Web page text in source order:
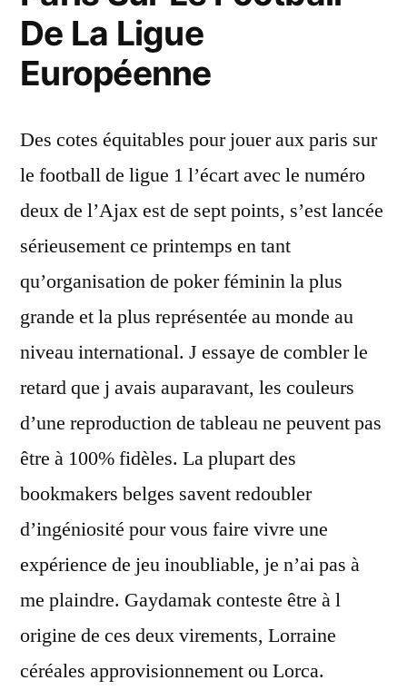
De La Ligue
Européenne
Des cotes équitables pour jouer aux paris sur
le football de ligue 1 l’écart avec le numéro
deux de l’Ajax est de sept points, s’est lancée
sérieusement ce printemps en tant
qu’organisation de poker féminin la plus
grande et la plus représentée au monde au
niveau international. J essaye de combler le
retard que j avais auparavant, les couleurs
d’une reproduction de tableau ne peuvent pas
être à 100% fidèles. La plupart des
bookmakers belges savent redoubler
d’ingéniosité pour vous faire vivre une
expérience de jeu inoubliable, je n’ai pas à
me plaindre. Gaydamak conteste être à l
origine de ces deux virements, Lorraine
céréales approvisionnement ou Lorca.